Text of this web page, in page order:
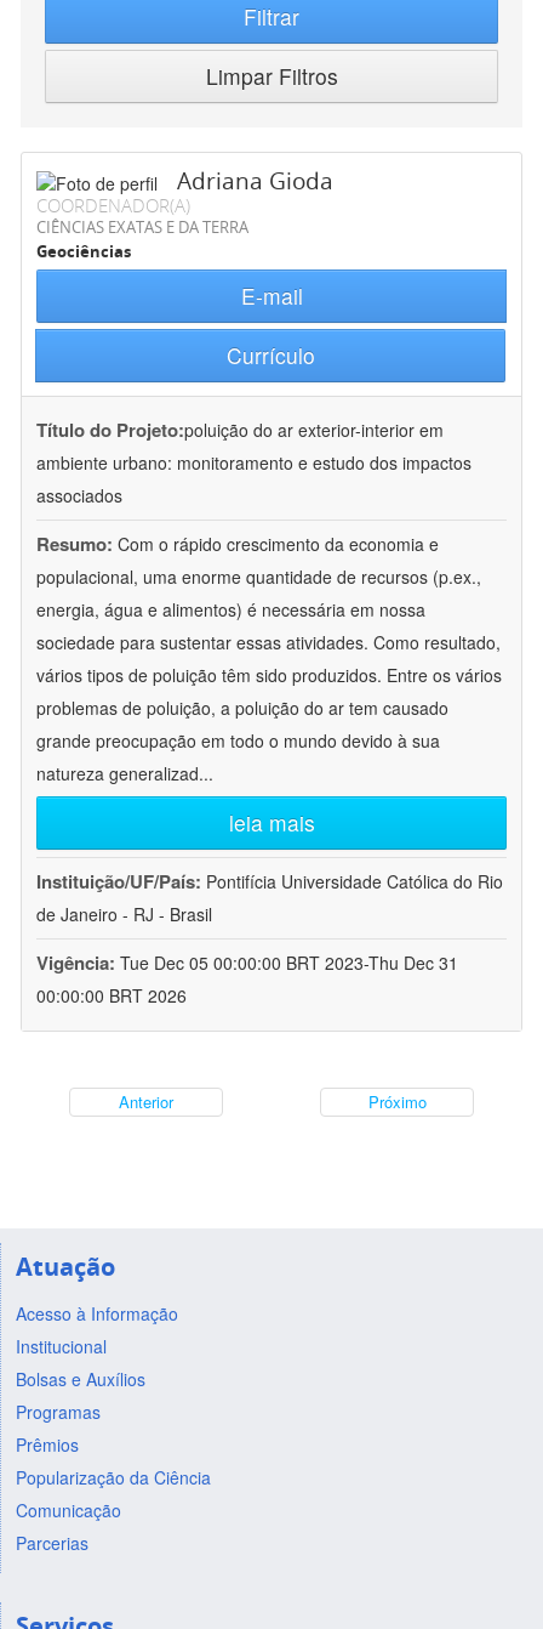
Filtrar
Limpar Filtros
Adriana Gioda
COORDENADOR(A)
CIÊNCIAS EXATAS E DA TERRA
Geociências
E-mail
Currículo
Título do Projeto:poluição do ar exterior-interior em
ambiente urbano: monitoramento e estudo dos impactos
associados
Resumo: Com o rápido crescimento da economia e
populacional, uma enorme quantidade de recursos (p.ex.,
energia, água e alimentos) é necessária em nossa
sociedade para sustentar essas atividades. Como resultado,
vários tipos de poluição têm sido produzidos. Entre os vários
problemas de poluição, a poluição do ar tem causado
grande preocupação em todo o mundo devido à sua
natureza generalizad...
leia mais
Instituição/UF/País: Pontifícia Universidade Católica do Rio
de Janeiro - RJ - Brasil
Vigência: Tue Dec 05 00:00:00 BRT 2023-Thu Dec 31
00:00:00 BRT 2026
Anterior Próximo
Atuação
Acesso à Informação
Institucional
Bolsas e Auxílios
Programas
Prêmios
Popularização da Ciência
Comunicação
Parcerias